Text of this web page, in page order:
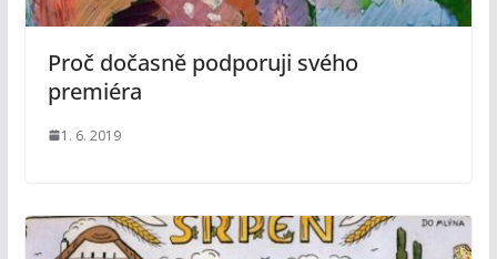
Proč dočasně podporuji svého
premiéra
1. 6. 2019